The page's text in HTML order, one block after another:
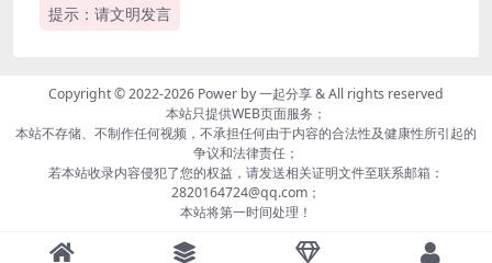
提示：请文明发言
Copyright © 2022-2026 Power by一起分享& All rights reserved
本站只提供WEB页面服务；
本站不存储、不制作任何视频，不承担任何由于内容的合法性及健康性所引起的
争议和法律责任；
若本站收录内容侵犯了您的权益，请发送相关证明文件至联系邮箱：
2820164724@qq.com；
本站将第一时间处理！